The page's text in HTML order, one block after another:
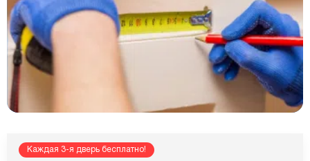
Каждая 3-я дверь бесплатно!